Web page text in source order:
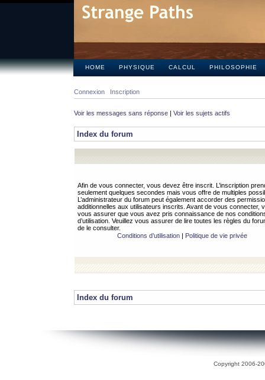
HOME PHYSIQUE CALCUL PHILOSOPHIE
Connexion Inscription
Voir les messages sans réponse | Voir les sujets actifs
Index du forum
Afin de vous connecter, vous devez être inscrit. L’inscription
seulement quelques secondes mais vous offre de multiples
L’administrateur du forum peut également accorder des
additionnelles aux utilisateurs inscrits. Avant de vous connecter,
vous assurer que vous avez pris connaissance de nos
d’utilisation. Veuillez vous assurer de lire toutes les règles du
de le consulter.
Conditions d’utilisation| Politique de vie privée
Index du forum
Copyright 2006-